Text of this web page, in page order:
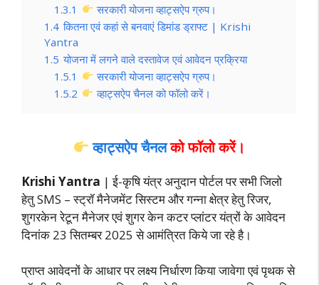
1.3.1
सरकारी योजना व्हाट्सऐप ग्रुप।
1.4 कितना एवं कहां से बनवाएं डिमांड ड्राफ्ट | Krishi
Yantra
1.5 योजना में लगने वाले दस्तावेज एवं आवेदन प्रक्रिया
1.5.1
सरकारी योजना व्हाट्सऐप ग्रुप।
1.5.2
व्हाट्सऐप चैनल को फॉलो करें।
व्हाट्सऐप चैनलको फॉलो करें।
Krishi Yantra | ई-कृषि यंत्र अनुदान पोर्टल पर सभी जिलो
हेतु SMS – स्ट्रॉ मैनेजमेंट सिस्टम और गन्ना क्षेत्र हेतु रिजर,
शुगरकेन रेटून मैनेजर एवं शुगर केन कटर प्लांटर यंत्रों के आवेदन
दिनांक 23 सितम्बर 2025 से आमंत्रित किये जा रहे है।
प्राप्त आवेदनों के आधार पर लक्ष्य निर्धारण किया जावेगा एवं पृथक से